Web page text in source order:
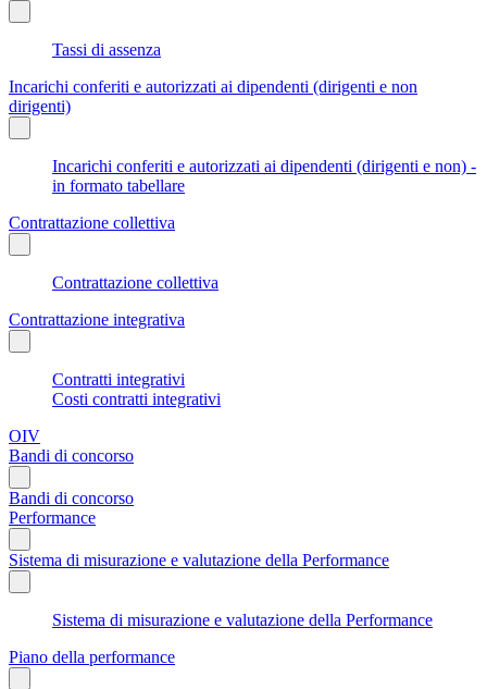
Tassi di assenza
Incarichi conferiti e autorizzati ai dipendenti (dirigenti e non
dirigenti)
Incarichi conferiti e autorizzati ai dipendenti (dirigenti e non) -
in formato tabellare
Contrattazione collettiva
Contrattazione collettiva
Contrattazione integrativa
Contratti integrativi
Costi contratti integrativi
OIV
Bandi di concorso
Bandi di concorso
Performance
Sistema di misurazione e valutazione della Performance
Sistema di misurazione e valutazione della Performance
Piano della performance